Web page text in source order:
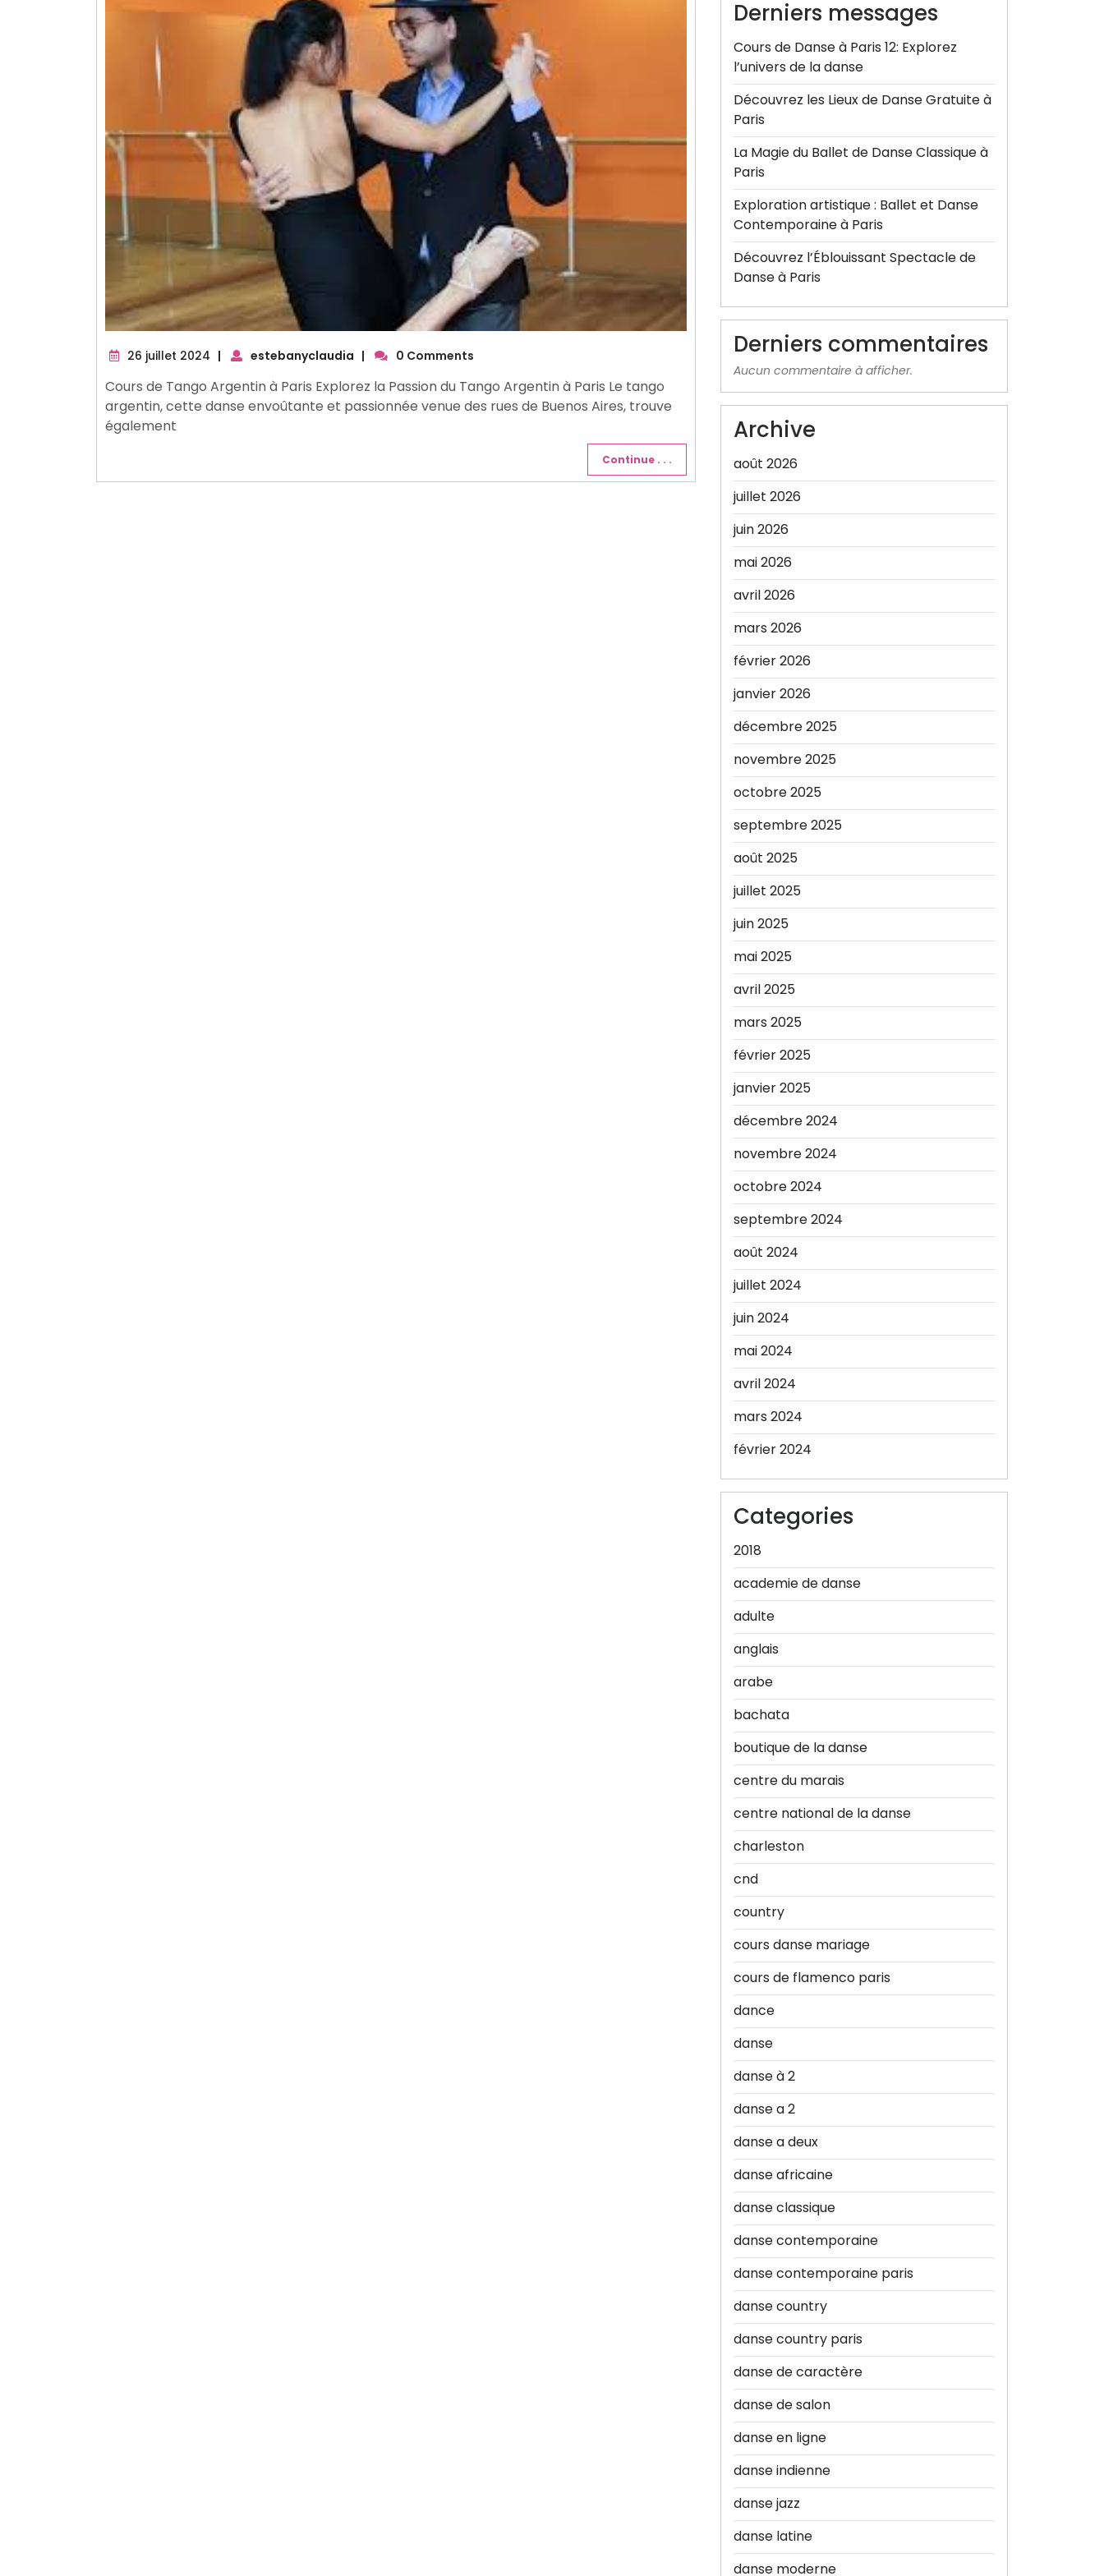
26 juillet 2024 26
2024
| estebanyclaudia | 0 Comments
Cours de Tango Argentin à Paris Explorez la Passion du Tango Argentin à Paris Le tango
argentin, cette danse envoûtante et passionnée venue des rues de Buenos Aires, trouve
également
Continue . . .
Derniers messages
Cours de Danse à Paris 12: Explorez
l’univers de la danse
Découvrez les Lieux de Danse Gratuite à
Paris
La Magie du Ballet de Danse Classique à
Paris
Exploration artistique : Ballet et Danse
Contemporaine à Paris
Découvrez l’Éblouissant Spectacle de
Danse à Paris
Derniers commentaires
Aucun commentaire à afficher.
Archive
août 2026
juillet 2026
juin 2026
mai 2026
avril 2026
mars 2026
février 2026
janvier 2026
décembre 2025
novembre 2025
octobre 2025
septembre 2025
août 2025
juillet 2025
juin 2025
mai 2025
avril 2025
mars 2025
février 2025
janvier 2025
décembre 2024
novembre 2024
octobre 2024
septembre 2024
août 2024
juillet 2024
juin 2024
mai 2024
avril 2024
mars 2024
février 2024
Categories
2018
academie de danse
adulte
anglais
arabe
bachata
boutique de la danse
centre du marais
centre national de la danse
charleston
cnd
country
cours danse mariage
cours de flamenco paris
dance
danse
danse à 2
danse a 2
danse a deux
danse africaine
danse classique
danse contemporaine
danse contemporaine paris
danse country
danse country paris
danse de caractère
danse de salon
danse en ligne
danse indienne
danse jazz
danse latine
danse moderne